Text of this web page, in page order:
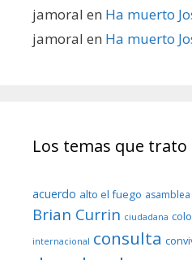
jamoral en Ha muerto
jamoral en Ha muerto
Los temas que trato
acuerdo alto el fuego asamblea
Brian Currin ciudadana
internacional consulta